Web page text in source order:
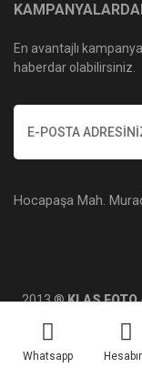
Whatsapp
En avantajlı
haberdar olabilirsiniz.
Hocapaşa Mah.
2013 ®KLAS FOTO